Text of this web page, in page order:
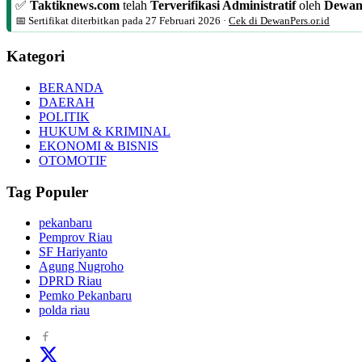
✅ Taktiknews.com telah Terverifikasi Administratifoleh
📅 Sertifikat diterbitkan pada 27 Februari 2026 · Cek di DewanPers.or.id
Kategori
BERANDA
DAERAH
POLITIK
HUKUM & KRIMINAL
EKONOMI & BISNIS
OTOMOTIF
Tag Populer
pekanbaru
Pemprov Riau
SF Hariyanto
Agung Nugroho
DPRD Riau
Pemko Pekanbaru
polda riau